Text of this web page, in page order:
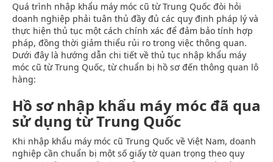
Quá trình nhập khẩu máy móc cũ từ Trung Quốc đòi hỏi
doanh nghiệp phải tuân thủ đầy đủ các quy định pháp lý và
thực hiện thủ tục một cách chính xác để đảm bảo tính hợp
pháp, đồng thời giảm thiểu rủi ro trong việc thông quan.
Dưới đây là hướng dẫn chi tiết về thủ tục nhập khẩu máy
móc cũ từ Trung Quốc, từ chuẩn bị hồ sơ đến thông quan lô
hàng:
Hồ sơ nhập khẩu máy móc đã qua
sử dụng từ Trung Quốc
Khi nhập khẩu máy móc cũ Trung Quốc về Việt Nam, doanh
nghiệp cần chuẩn bị một số giấy tờ quan trọng theo quy